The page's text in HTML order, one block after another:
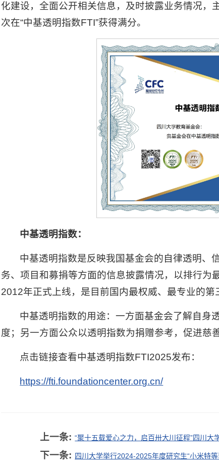
化建设，全面公开相关信息，及时披露业务情况，
次在“中基透明指数FTI”获得满分。
中基透明指数：
中基透明指数是反映我国基金会的自律透明、
务、项目和募捐等方面的信息披露情况，以排行为
2012年正式上线，是目前国内最权威、最专业的第
中基透明指数的用途：一方面基金会了解自身
度；另一方面公众以透明指数为捐赠参考，促进慈
点击链接查看中基透明指数FTI2025发布：
https://fti.foundationcenter.org.cn/
上一条: “聚十五载爱心之力，启百卅大川征程”四川
下一条: 四川大学举行2024-2025年度研究生“小米特